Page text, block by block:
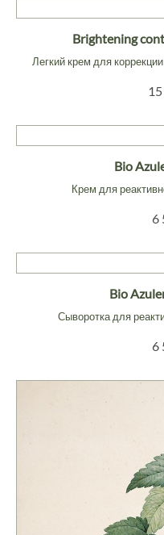
Brightening
Легкий крем для
Bio
Крем для
6
Bio
Сыворотка для
6